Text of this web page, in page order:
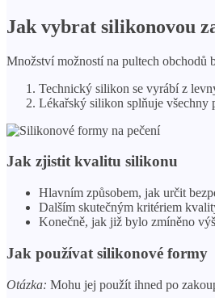
Jak vybrat silikonovou
Množství možností na pultech obchodů
Technický silikon se vyrábí z
Lékařský silikon splňuje všechny
Jak zjistit kvalitu silikonu
Hlavním způsobem, jak určit
Dalším skutečným kritériem
Konečně, jak již bylo zmíněno
Jak používat silikonové formy
Otázka: Mohu jej použít ihned po